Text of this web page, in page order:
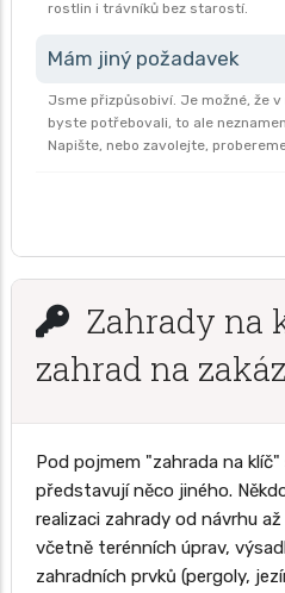
rostlin i trávníků bez starostí.
Mám jiný požadavek
Jsme přizpůsobiví. Je možné, že
byste potřebovali, to ale
Napište, nebo zavolejte,
Zahrady na
zahrad na
Pod pojmem "zahrada na
představují něco jiného.
realizaci zahrady od návrhu
včetně terénních úprav,
zahradních prvků (pergoly,